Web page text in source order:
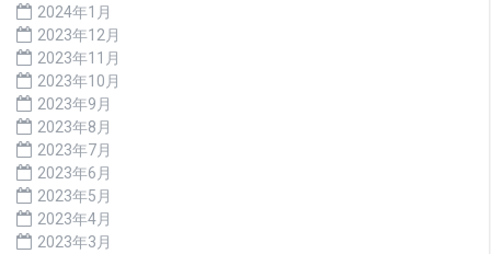
2024年1月
2023年12月
2023年11月
2023年10月
2023年9月
2023年8月
2023年7月
2023年6月
2023年5月
2023年4月
2023年3月